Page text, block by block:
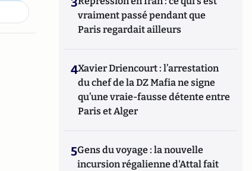
vraiment passé pendant que
Paris regardait ailleurs
4Xavier Driencourt : l’arrestation
du chef de la DZ Mafia ne signe
qu’une vraie-fausse détente entre
Paris et Alger
5Gens du voyage : la nouvelle
incursion régalienne d'Attal fait